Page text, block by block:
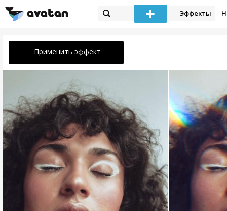
Эффекты
Применить эффект